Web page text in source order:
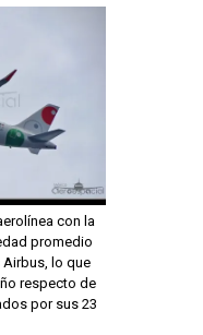
con la
promedio
Airbus, lo que
respecto de
por sus 23